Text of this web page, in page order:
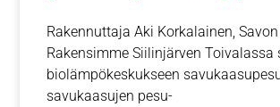
Rakennuttaja Aki Korkalainen,
Rakensimme Siilinjärven Toivalassa
biolämpökeskukseen
savukaasujen pesu-